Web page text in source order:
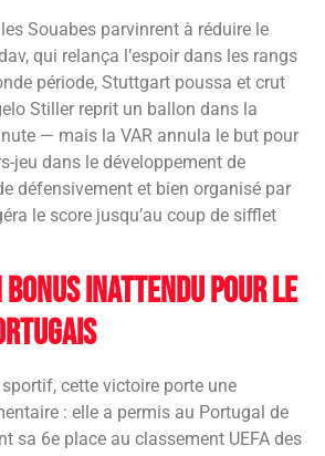
Souabes parvinrent à réduire le
qui relança l’espoir dans les rangs
période, Stuttgart poussa et crut
Stiller reprit un ballon dans la
— mais la VAR annula le but pour
jeu dans le développement de
défensivement et bien organisé par
le score jusqu’au coup de sifflet
inattendu pour le
cette victoire porte une
: elle a permis au Portugal de
sa 6e place au classement UEFA des